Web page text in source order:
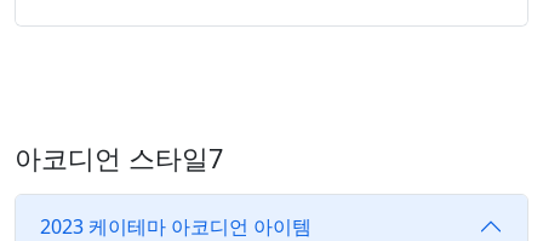
아코디언 스타일7
2023 케이테마 아코디언 아이템